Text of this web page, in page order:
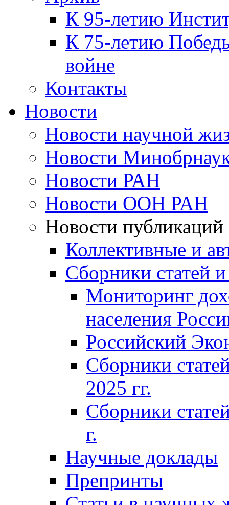
К 95-летию
К 75-летию
войне
Контакты
Новости
Новости научной
Новости
Новости РАН
Новости ООН РАН
Новости публикаций
Коллективные и
Сборники статей
Мониторинг
населения
Российский
Сборники
2025 гг.
Сборники
г.
Научные доклады
Препринты